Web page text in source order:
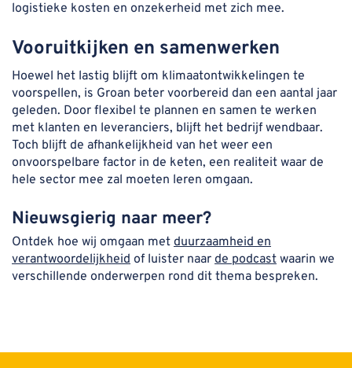
logistieke kosten en onzekerheid met zich mee.
Vooruitkijken en samenwerken
Hoewel het lastig blijft om klimaatontwikkelingen te
voorspellen, is Groan beter voorbereid dan een aantal jaar
geleden. Door flexibel te plannen en samen te werken
met klanten en leveranciers, blijft het bedrijf wendbaar.
Toch blijft de afhankelijkheid van het weer een
onvoorspelbare factor in de keten, een realiteit waar de
hele sector mee zal moeten leren omgaan.
Nieuwsgierig naar meer?
Ontdek hoe wij omgaan met duurzaamheid en
verantwoordelijkheid of luister naar de podcast waarin we
verschillende onderwerpen rond dit thema bespreken.